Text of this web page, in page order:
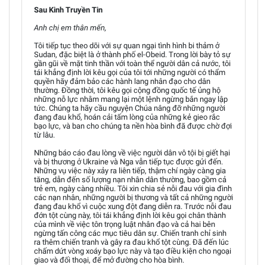
Sau Kinh Truyền Tin
Anh chị em thân mến,
Tôi tiếp tục theo dõi với sự quan ngại tình hình bi thảm ở
Sudan, đặc biệt là ở thành phố el-Obeid. Trong lời bày tỏ sự
gần gũi về mặt tinh thần với toàn thể người dân cả nước, tôi
tái khẳng định lời kêu gọi của tôi tới những người có thẩm
quyền hãy đảm bảo các hành lang nhân đạo cho dân
thường. Đồng thời, tôi kêu gọi cộng đồng quốc tế ủng hộ
những nỗ lực nhằm mang lại một lệnh ngừng bắn ngay lập
tức. Chúng ta hãy cầu nguyện Chúa nâng đỡ những người
đang đau khổ, hoán cải tấm lòng của những kẻ gieo rắc
bạo lực, và ban cho chúng ta nền hòa bình đã được chờ đợi
từ lâu.
Những báo cáo đau lòng về việc người dân vô tội bị giết hại
và bị thương ở Ukraine và Nga vẫn tiếp tục được gửi đến.
Những vụ việc này xảy ra liên tiếp, thậm chí ngày càng gia
tăng, dẫn đến số lượng nạn nhân dân thường, bao gồm cả
trẻ em, ngày càng nhiều. Tôi xin chia sẻ nỗi đau với gia đình
các nạn nhân, những người bị thương và tất cả những người
đang đau khổ vì cuộc xung đột đang diễn ra. Trước nỗi đau
đớn tột cùng này, tôi tái khẳng định lời kêu gọi chân thành
của mình về việc tôn trọng luật nhân đạo và cả hai bên
ngừng tấn công các mục tiêu dân sự. Chiến tranh chỉ sinh
ra thêm chiến tranh và gây ra đau khổ tột cùng. Đã đến lúc
chấm dứt vòng xoáy bạo lực này và tạo điều kiện cho ngoại
giao và đối thoại, để mở đường cho hòa bình.